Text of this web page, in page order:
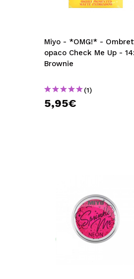
Miyo - *OMG!* -
opaco Check Me Up - 14:
Brownie
(1)
5,95€